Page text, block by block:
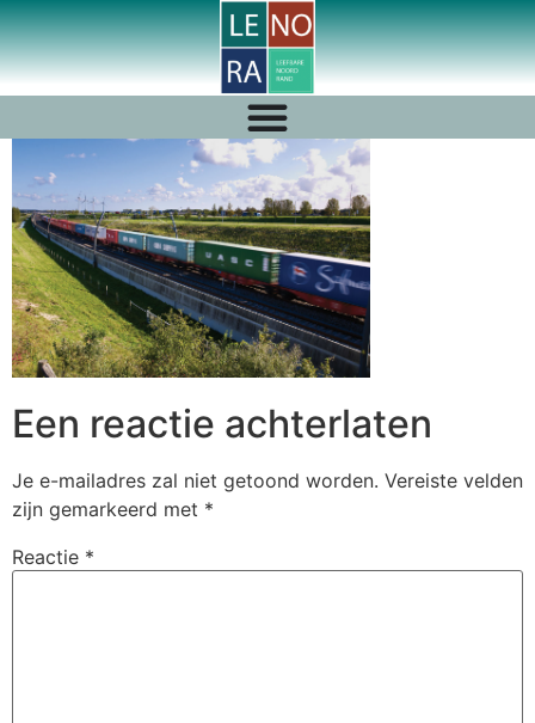
Een reactie achterlaten
Je e-mailadres zal niet getoond worden. Vereiste velden
zijn gemarkeerd met *
Reactie *